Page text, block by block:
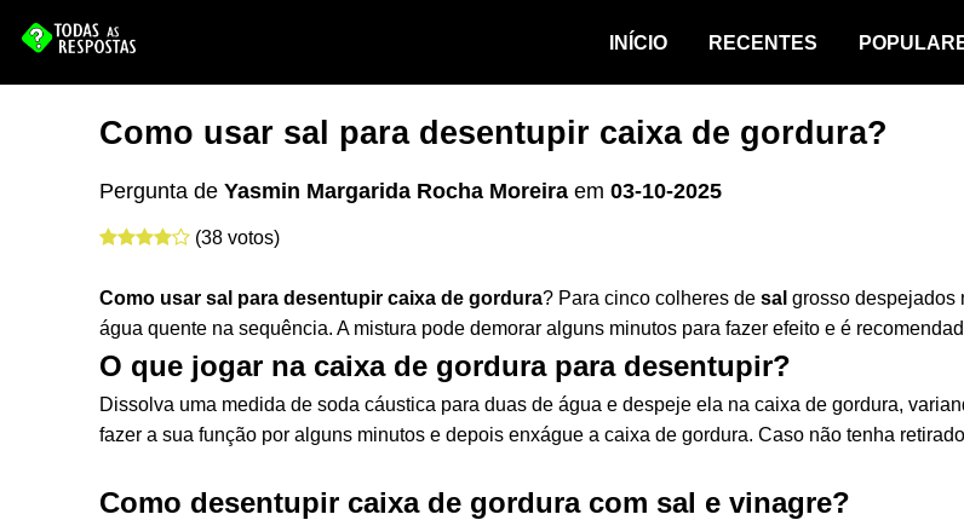
INÍCIO RECENTES
Como usar sal para desentupir caixa de gordura?
Pergunta de Yasmin Margarida Rocha Moreira em 03-10-2025
(38 votos)
Como usar sal para desentupir caixa de gordura? Para cinco colheres de sal grosso despejados
água quente na sequência. A mistura pode demorar alguns minutos para fazer efeito e é
O que jogar na caixa de gordura para desentupir?
Dissolva uma medida de soda cáustica para duas de água e despeje ela na caixa de gordura,
fazer a sua função por alguns minutos e depois enxágue a caixa de gordura. Caso não tenha
Como desentupir caixa de gordura com sal e vinagre?